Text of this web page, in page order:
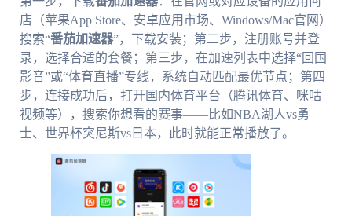
店（苹果App Store、安卓应用市场、Windows/Mac官网）
搜索“番茄加速器”，下载安装；第二步，注册账号并登
录，选择合适的套餐；第三步，在加速列表中选择“回国
影音”或“体育直播”专线，系统自动匹配最优节点；第四
步，连接成功后，打开国内体育平台（腾讯体育、咪咕
视频等），搜索你想看的赛事——比如NBA湖人vs勇
士、世界杯突尼斯vs日本，此时就能正常播放了。